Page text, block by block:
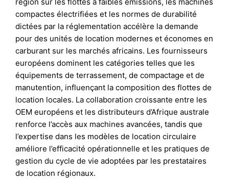
compactes électrifiées et les normes de durabilité
dictées par la réglementation accélère la demande
pour des unités de location modernes et économes en
carburant sur les marchés africains. Les fournisseurs
européens dominent les catégories telles que les
équipements de terrassement, de compactage et de
manutention, influençant la composition des flottes de
location locales. La collaboration croissante entre les
OEM européens et les distributeurs d’Afrique australe
renforce l’accès aux machines avancées, tandis que
l’expertise dans les modèles de location circulaire
améliore l’efficacité opérationnelle et les pratiques de
gestion du cycle de vie adoptées par les prestataires
de location régionaux.